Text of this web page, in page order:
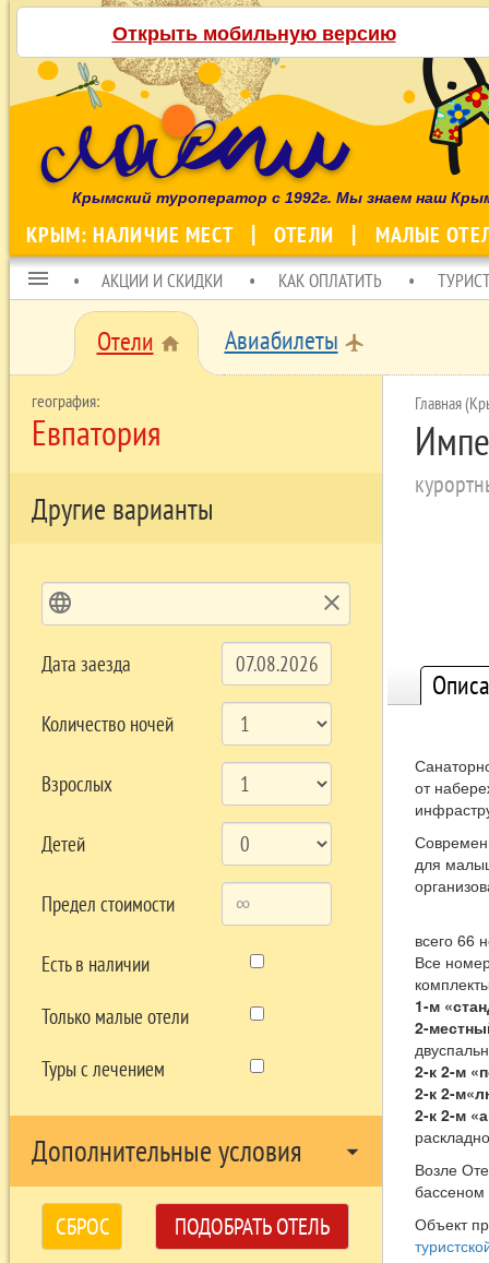
Открыть мобильную версию
Крымский туроператор с 1992г. Мы знаем наш
КРЫМ: НАЛИЧИЕ МЕСТ ОТЕЛИ МАЛЫЕ
menu АКЦИИ И СКИДКИ КАК ОПЛАТИТЬ
Отели home Авиабилеты local_airport
Евпатория
Другие варианты
language clear
Дата заезда
Количество ночей
Взрослых
Детей
Предел стоимости
Есть в наличии
Только малые отели
Туры с лечением
Дополнительные условия arrow_drop_down
СБРОС ПОДОБРАТЬ ОТЕЛЬ
Главная
от
для
всего 66
Все
1-м
2-
2-к 2-м
2-к 2-
2-к 2-м
Возле
Объект